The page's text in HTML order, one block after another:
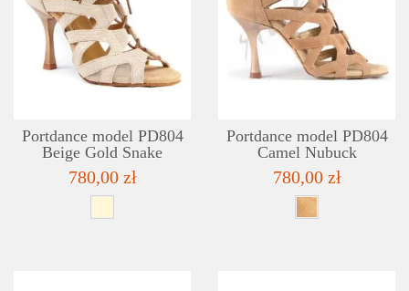
LISTA ŻYCZEŃ
SZCZEGÓŁY
Portdance model PD804
Beige Gold Snake
780,00 zł
Portdance model PD804
Camel Nubuck
780,00 zł